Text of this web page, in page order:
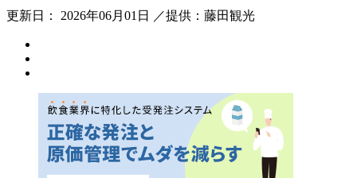
更新日： 2026年06月01日 ／提供：藤田観光